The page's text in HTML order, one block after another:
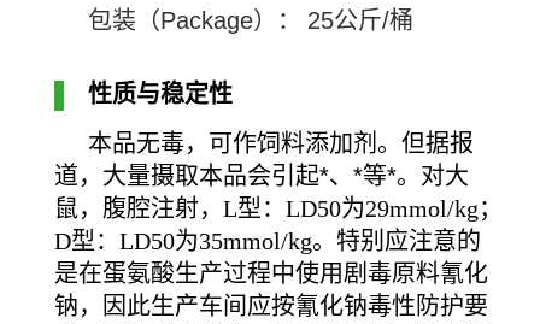
包装（Package）： 25公斤/桶
性质与稳定性
本品无毒，可作饲料添加剂。但据报
道，大量摄取本品会引起*、*等*。对大
鼠，腹腔注射， L型：LD50为29mmol/kg；
D型：LD50为35mmol/kg。特别应注意的
是在蛋氨酸生产过程中使用剧毒原料氰化
钠，因此生产车间应按氰化钠毒性防护要